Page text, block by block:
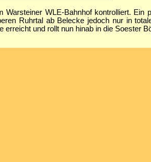
WLE-Bahnhof kontrolliert. Ein
Ruhrtal ab Belecke jedoch nur in
und rollt nun hinab in die Soester